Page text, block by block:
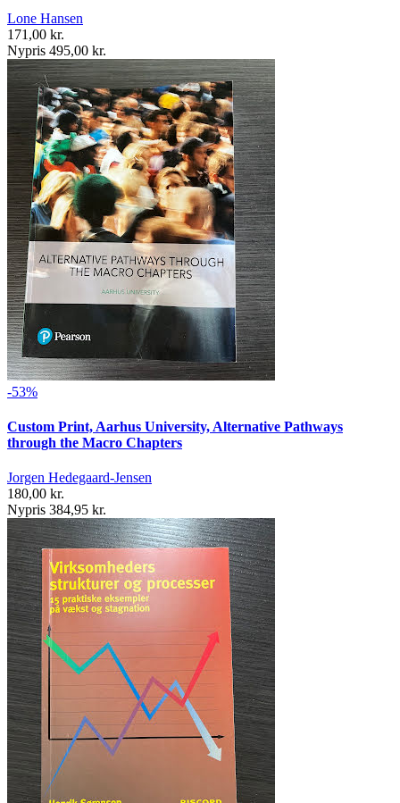
Lone Hansen
171,00 kr.
Nypris 495,00 kr.
-53%
Custom Print, Aarhus University, Alternative Pathways
through the Macro Chapters
Jorgen Hedegaard-Jensen
180,00 kr.
Nypris 384,95 kr.